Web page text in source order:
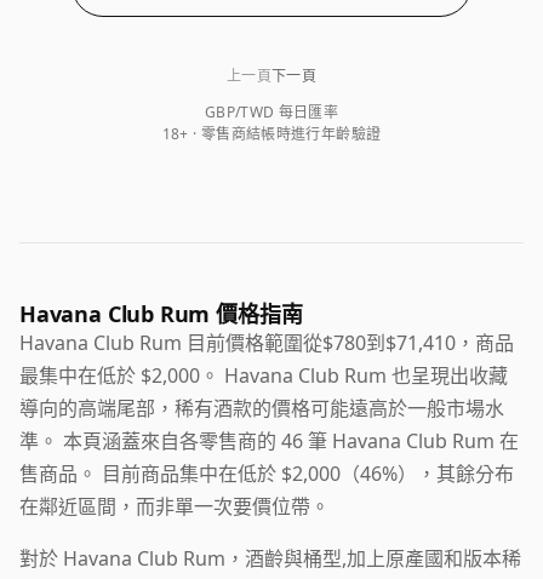
GBP/TWD 每日匯率
18+ · 零售商結帳時進行年齡驗證
上一頁下一頁
Havana Club Rum 價格指南
Havana Club Rum 目前價格範圍從$780到$71,410，商品
最集中在低於 $2,000。 Havana Club Rum 也呈現出收藏
導向的高端尾部，稀有酒款的價格可能遠高於一般市場水
準。 本頁涵蓋來自各零售商的 46 筆 Havana Club Rum 在
售商品。 目前商品集中在低於 $2,000（46%），其餘分布
在鄰近區間，而非單一次要價位帶。
對於 Havana Club Rum，酒齡與桶型,加上原產國和版本稀